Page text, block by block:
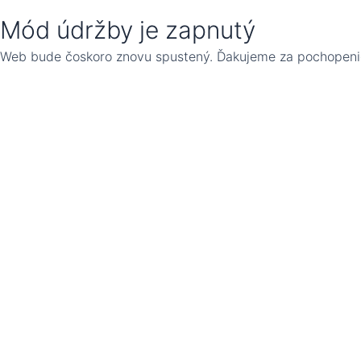
Mód údržby je zapnutý
Web bude čoskoro znovu spustený. Ďakujeme za